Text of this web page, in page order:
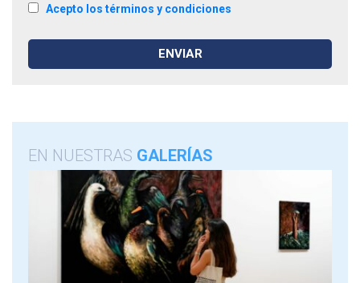
Acepto los términos y condiciones
EN NUESTRAS GALERÍAS